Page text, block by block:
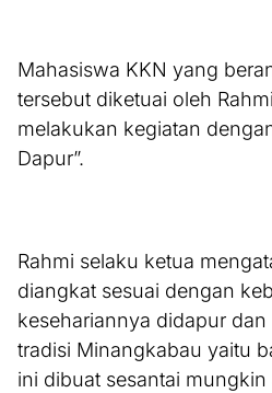
Mahasiswa KKN yang
tersebut diketuai oleh
melakukan kegiatan
Dapur”.
Rahmi selaku ketua
diangkat sesuai dengan
kesehariannya didapur dan
tradisi Minangkabau yaitu
ini dibuat sesantai